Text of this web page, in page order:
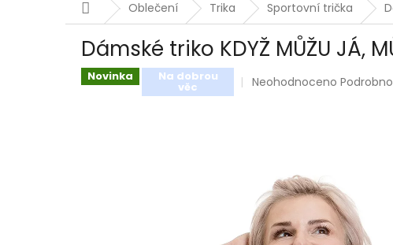
DomůOblečení Trika Sportovní trička
Dámské triko KDYŽ MŮŽU JÁ,
Novinka Na dobrou
věc
Průměrné
hvězdiček.
Neohodnoceno